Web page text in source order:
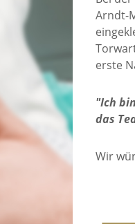
Arndt-
erste
"Ich
das
Wir